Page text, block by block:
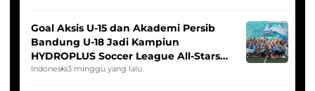
Goal Aksis U-15 dan Akademi Persib
Bandung U-18 Jadi Kampiun
HYDROPLUS Soccer League All-Stars
2025/2026
Indonesia3 minggu yang lalu